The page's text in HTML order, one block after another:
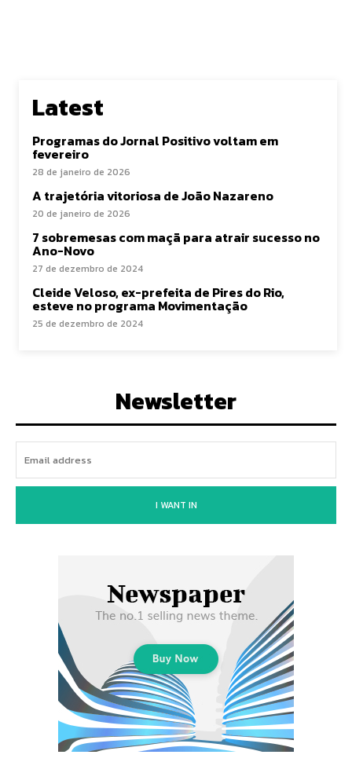
Latest
Programas do Jornal Positivo voltam em
fevereiro
28 de janeiro de 2026
A trajetória vitoriosa de João Nazareno
20 de janeiro de 2026
7 sobremesas com maçã para atrair sucesso no
Ano-Novo
27 de dezembro de 2024
Cleide Veloso, ex-prefeita de Pires do Rio,
esteve no programa Movimentação
25 de dezembro de 2024
Newsletter
I WANT IN